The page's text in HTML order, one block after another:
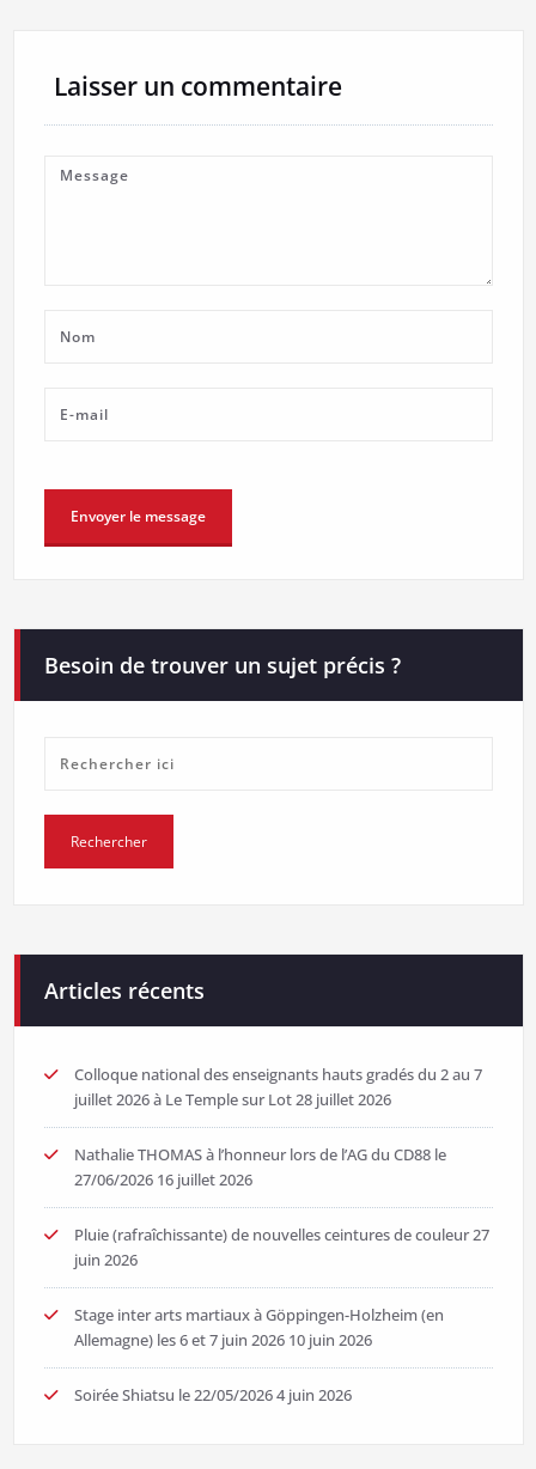
Laisser un commentaire
Besoin de trouver un sujet précis ?
Articles récents
Colloque national des enseignants hauts gradés du 2 au 7
juillet 2026 à Le Temple sur Lot28 juillet 2026
Nathalie THOMAS à l’honneur lors de l’AG du CD88 le
27/06/2026 16 juillet 2026
Pluie (rafraîchissante) de nouvelles ceintures de couleur27
juin 2026
Stage inter arts martiaux à Göppingen-Holzheim (en
Allemagne) les 6 et 7 juin 2026 10 juin 2026
Soirée Shiatsu le 22/05/20264 juin 2026